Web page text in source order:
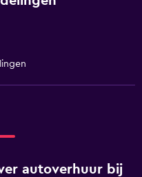
autoverhuur bij